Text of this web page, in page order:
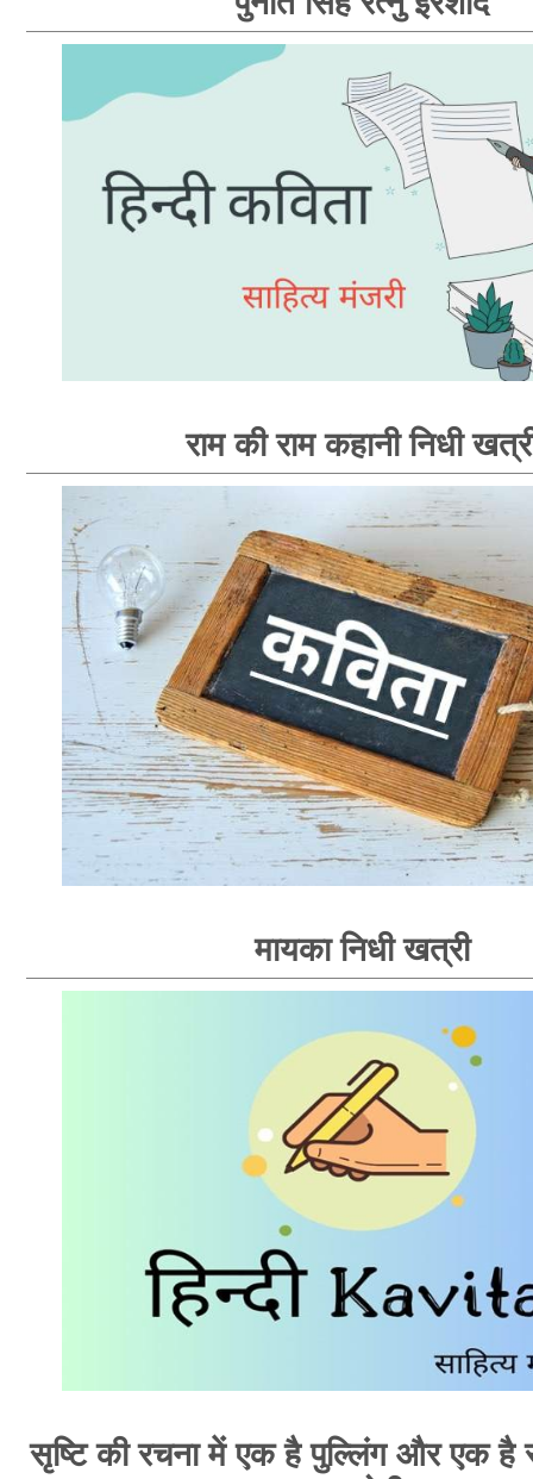
राम की राम कहानी निधी
मायका निधी खत्री
सृष्टि की रचना में एक है पुल्लिंग और एक है